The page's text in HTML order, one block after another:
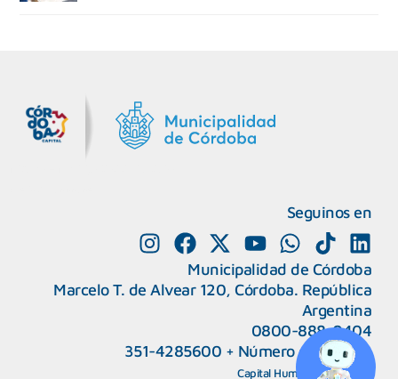
Seguinos en
Municipalidad de Córdoba
Marcelo T. de Alvear 120, Córdoba. República
Argentina
0800-888-0404
351-4285600 + Número de interno
Capital Humano |Webmail
CAPeM – Centro de Atención a Personas Migrantes y Refugiadas.